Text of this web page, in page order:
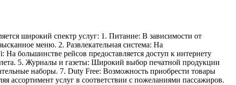
широкий спектр услуг: 1. Питание: В зависимости от
меню. 2. Развлекательная система: На
большинстве рейсов предоставляется доступ к интернету
5. Журналы и газеты: Широкий выбор печатной продукции
наборы. 7. Duty Free: Возможность приобрести товары
ассортимент услуг в соответствии с пожеланиями пассажиров.